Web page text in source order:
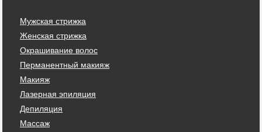
Мужская стрижка
Женская стрижка
Окрашивание волос
Перманентный макияж
Макияж
Лазерная эпиляция
Депиляция
Массаж